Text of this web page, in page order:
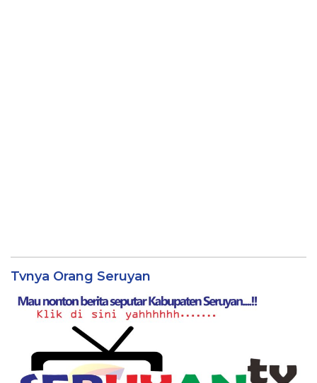
Tvnya Orang Seruyan